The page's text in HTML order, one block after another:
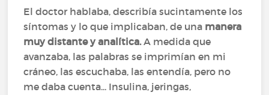
El doctor hablaba, describía sucintamente los
síntomas y lo que implicaban, de una manera
muy distante y analítica.A medida que
avanzaba, las palabras se imprimían en mi
cráneo, las escuchaba, las entendía, pero no
me daba cuenta... Insulina, jeringas,